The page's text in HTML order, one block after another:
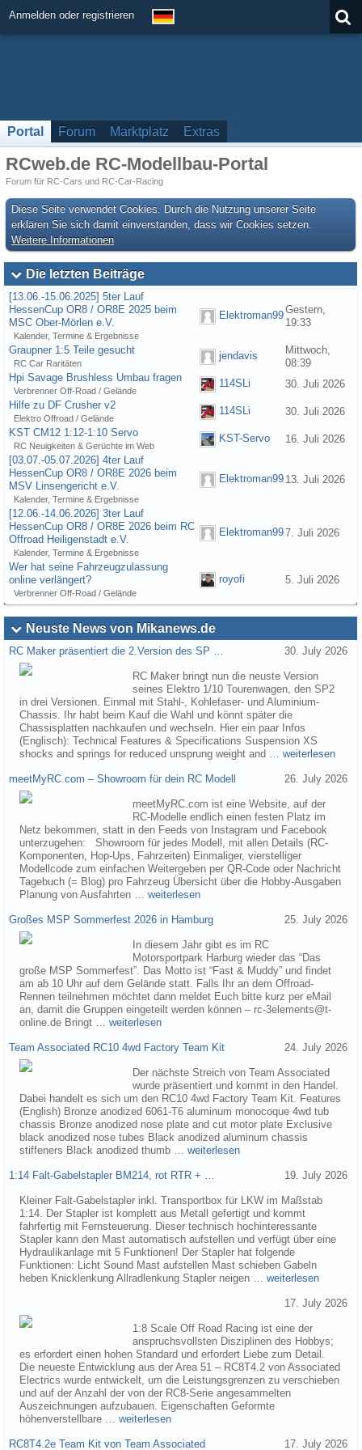
Anmelden oder registrieren
Portal Forum Marktplatz Extras
RCweb.de RC-Modellbau-Portal
Forum für RC-Cars und RC-Car-Racing
Diese Seite verwendet Cookies. Durch die Nutzung unserer Seite
erklären Sie sich damit einverstanden, dass wir Cookies setzen.
Weitere Informationen
Die letzten Beiträge
[13.06.-15.06.2025] 5ter Lauf
HessenCup OR8 / OR8E 2025 beim
MSC Ober-Mörlen e.V.
Kalender, Termine & Ergebnisse
Elektroman99Gestern,
19:33
Graupner 1:5 Teile gesucht
RC Car Raritäten
jendavis
Mittwoch,
08:39
Hpi Savage Brushless Umbau fragen
Verbrenner Off-Road / Gelände
114SLi
30. Juli 2026
Hilfe zu DF Crusher v2
Elektro Offroad / Gelände
114SLi
30. Juli 2026
KST CM12 1:12-1:10 Servo
RC Neuigkeiten & Gerüchte im Web
KST-Servo
16. Juli 2026
[03.07.-05.07.2026] 4ter Lauf
HessenCup OR8 / OR8E 2026 beim
MSV Linsengericht e.V.
Kalender, Termine & Ergebnisse
Elektroman99 13. Juli 2026
[12.06.-14.06.2026] 3ter Lauf
HessenCup OR8 / OR8E 2026 beim RC
Offroad Heiligenstadt e.V.
Kalender, Termine & Ergebnisse
Elektroman997. Juli 2026
Wer hat seine Fahrzeugzulassung
online verlängert?
Verbrenner Off-Road / Gelände
royofi 5. Juli 2026
Neuste News von Mikanews.de
RC Maker präsentiert die 2.Version des SP … 30. July 2026
RC Maker bringt nun die neuste Version
seines Elektro 1/10 Tourenwagen, den SP2
in drei Versionen. Einmal mit Stahl-, Kohlefaser- und Aluminium-
Chassis. Ihr habt beim Kauf die Wahl und könnt später die
Chassisplatten nachkaufen und wechseln. Hier ein paar Infos
(Englisch): Technical Features & Specifications Suspension XS
shocks and springs for reduced unsprung weight and … weiterlesen
meetMyRC.com – Showroom für dein RC Modell 26. July 2026
meetMyRC.com ist eine Website, auf der
RC-Modelle endlich einen festen Platz im
Netz bekommen, statt in den Feeds von Instagram und Facebook
unterzugehen: Showroom für jedes Modell, mit allen Details (RC-
Komponenten, Hop-Ups, Fahrzeiten) Einmaliger, vierstelliger
Modellcode zum einfachen Weitergeben per QR-Code oder Nachricht
Tagebuch (= Blog) pro Fahrzeug Übersicht über die Hobby-Ausgaben
Planung von Ausfahrten … weiterlesen
Großes MSP Sommerfest 2026 in Hamburg 25. July 2026
In diesem Jahr gibt es im RC
Motorsportpark Harburg wieder das “Das
große MSP Sommerfest”. Das Motto ist “Fast & Muddy” und findet
am ab 10 Uhr auf dem Gelände statt. Falls Ihr an dem Offroad-
Rennen teilnehmen möchtet dann meldet Euch bitte kurz per eMail
an, damit die Gruppen eingeteilt werden können – rc-3elements@t-
online.de Bringt … weiterlesen
Team Associated RC10 4wd Factory Team Kit 24. July 2026
Der nächste Streich von Team Associated
wurde präsentiert und kommt in den Handel.
Dabei handelt es sich um den RC10 4wd Factory Team Kit. Features
(English) Bronze anodized 6061-T6 aluminum monocoque 4wd tub
chassis Bronze anodized nose plate and cut motor plate Exclusive
black anodized nose tubes Black anodized aluminum chassis
stiffeners Black anodized thumb … weiterlesen
1:14 Falt-Gabelstapler BM214, rot RTR + … 19. July 2026
Kleiner Falt-Gabelstapler inkl. Transportbox für LKW im Maßstab
1:14. Der Stapler ist komplett aus Metall gefertigt und kommt
fahrfertig mit Fernsteuerung. Dieser technisch hochinteressante
Stapler kann den Mast automatisch aufstellen und verfügt über eine
Hydraulikanlage mit 5 Funktionen! Der Stapler hat folgende
Funktionen: Licht Sound Mast aufstellen Mast schieben Gabeln
heben Knicklenkung Allradlenkung Stapler neigen … weiterlesen
17. July 2026
1:8 Scale Off Road Racing ist eine der
anspruchsvollsten Disziplinen des Hobbys;
es erfordert einen hohen Standard und erfordert Liebe zum Detail.
Die neueste Entwicklung aus der Area 51 – RC8T4.2 von Associated
Electrics wurde entwickelt, um die Leistungsgrenzen zu verschieben
und auf der Anzahl der von der RC8-Serie angesammelten
Auszeichnungen aufzubauen. Eigenschaften Geformte
höhenverstellbare … weiterlesen
RC8T4.2e Team Kit von Team Associated 17. July 2026